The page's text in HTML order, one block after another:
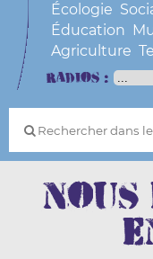
Écologie
Éducation
Agriculture
Radios :